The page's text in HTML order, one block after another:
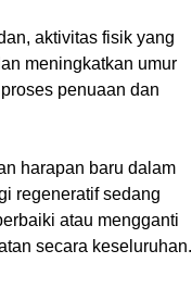
aktivitas fisik yang
meningkatkan umur
penuaan dan
harapan baru dalam
regeneratif sedang
atau mengganti
secara keseluruhan.